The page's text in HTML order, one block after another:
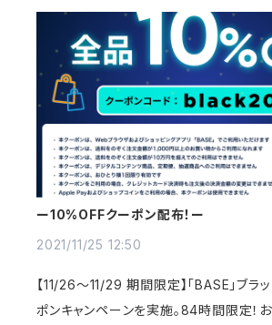
ー10%OFFクーポン配布！ー
2021/11/25 12:50
【11/26～11/29 期間限定】「BASE」ブラ
ポンキャンペーンを実施。84時間限定！